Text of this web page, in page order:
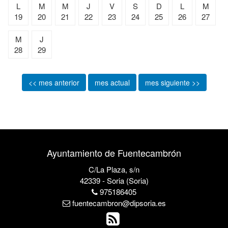
L
19
M
20
M
21
J
22
V
23
S
24
D
25
L
26
M
27
M
28
J
29
<< mes anterior mes actual mes siguiente >>
Ayuntamiento de Fuentecambrón
C/La Plaza, s/n
42339 - Soria (Soria)
975186405
fuentecambron@dipsoria.es